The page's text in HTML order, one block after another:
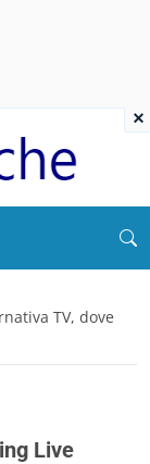
TV, dove
Live
×